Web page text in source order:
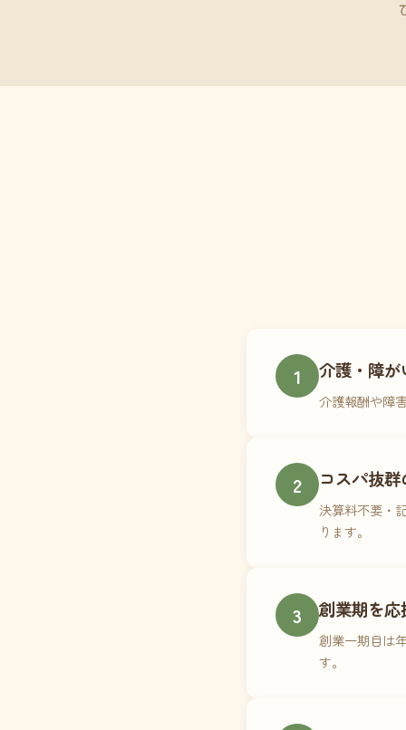
1 介護・障
介護報酬や障
2 コスパ抜
決算料不要・
ります。
3 創業期を応
創業一期目は
す。